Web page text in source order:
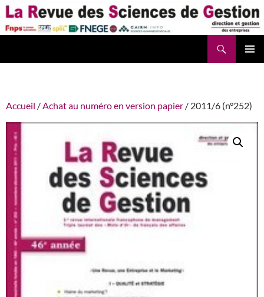
Aller
au
contenu
Accueil /Achat au numéro en version papier / 2011/6 (n°252)